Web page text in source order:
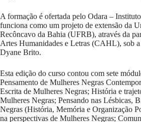
A formação é ofertada pelo Odara –
funciona como um projeto de extensão da
Recôncavo da Bahia (UFRB), através da
Artes Humanidades e Letras (CAHL), sob a
Dyane Brito.
Esta edição do curso contou com sete
Pensamento de Mulheres Negras
Escrita de Mulheres Negras; História e
Mulheres Negras; Pensando nas Lésbicas,
Negras (História, Memória e Organização
na perspectivas de Mulheres Negras;